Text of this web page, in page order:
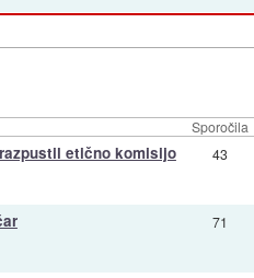
Sporočila
etično komisijo 43
71